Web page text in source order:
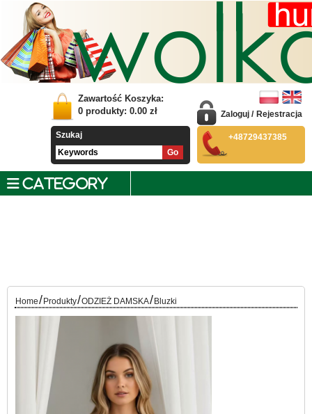
Zawartość Koszyka:
0 produkty: 0.00 zł
Szukaj
Zaloguj / Rejestracja
+48729437385
CATEGORY
Home/ Produkty/ODZIEŻ DAMSKA/ Bluzki